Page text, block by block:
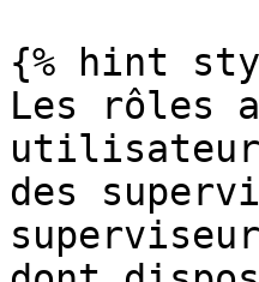
{% hint
Les rôles
des